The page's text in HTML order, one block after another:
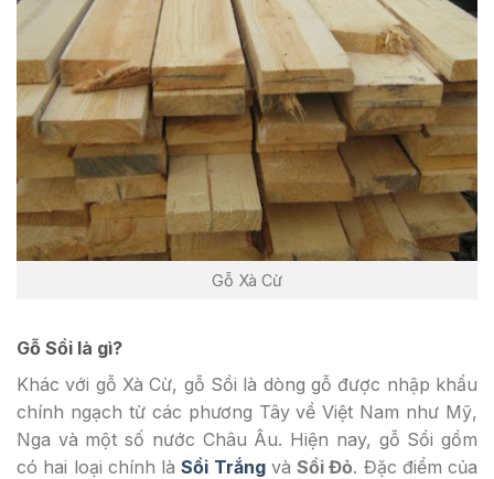
Gỗ Xà Cừ
Gỗ Sồi là gì?
Khác với gỗ Xà Cừ, gỗ Sồi là dòng gỗ được nhập khẩu
chính ngạch từ các phương Tây về Việt Nam như Mỹ,
Nga và một số nước Châu Âu. Hiện nay, gỗ Sồi gồm
có hai loại chính làSồi Trắngvà Sồi Đỏ. Đặc điểm của